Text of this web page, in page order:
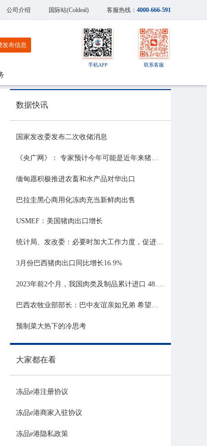
公司介绍 国际站(Coldeal) 客服热线： 4000-666-591
发布信息
手机APP 联系客服
数据快讯
国家发改委发布二次收储消息
《央广网》： 专家预计今年可能是近年来猪价最稳的一年
缅甸愿积极推进农畜和水产品对华出口
巴拉圭黑心商用化冻肉充当新鲜肉出售
USMEF：美国猪肉出口增长
统计局、发改委：必要时加大工作力度，促进生猪市场平稳运行
3月份巴西猪肉出口同比增长16.9%
2023年前2个月，我国肉类及制品累计进口 48.06 亿美元，同比增长 21.81%
巴西农牧业部部长：巴中友谊亲如兄弟 希望与中国深化农业合作
预制菜大热下的冷思考
大家都在看
冻品e港注册协议
冻品e港商家入驻协议
冻品e港隐私政策